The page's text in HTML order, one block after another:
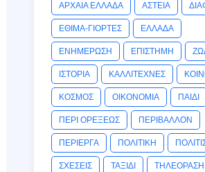
ΑΡΧΑΙΑ ΕΛΛΑΔΑ ΑΣΤΕΙΑ
ΕΘΙΜΑ-ΓΙΟΡΤΕΣ ΕΛΛΑΔΑ
ΕΝΗΜΕΡΩΣΗ ΕΠΙΣΤΗΜΗ
ΙΣΤΟΡΙΑ ΚΑΛΛΙΤΕΧΝΕΣ
ΚΟΣΜΟΣ ΟΙΚΟΝΟΜΙΑ ΠΑΙΔΙ
ΠΕΡΙ ΟΡΕΞΕΩΣ ΠΕΡΙΒΑΛΛΟΝ
ΠΕΡΙΕΡΓΑ ΠΟΛΙΤΙΚΗ
ΣΧΕΣΕΙΣ ΤΑΞΙΔΙ ΤΗΛΕΟΡΑΣΗ